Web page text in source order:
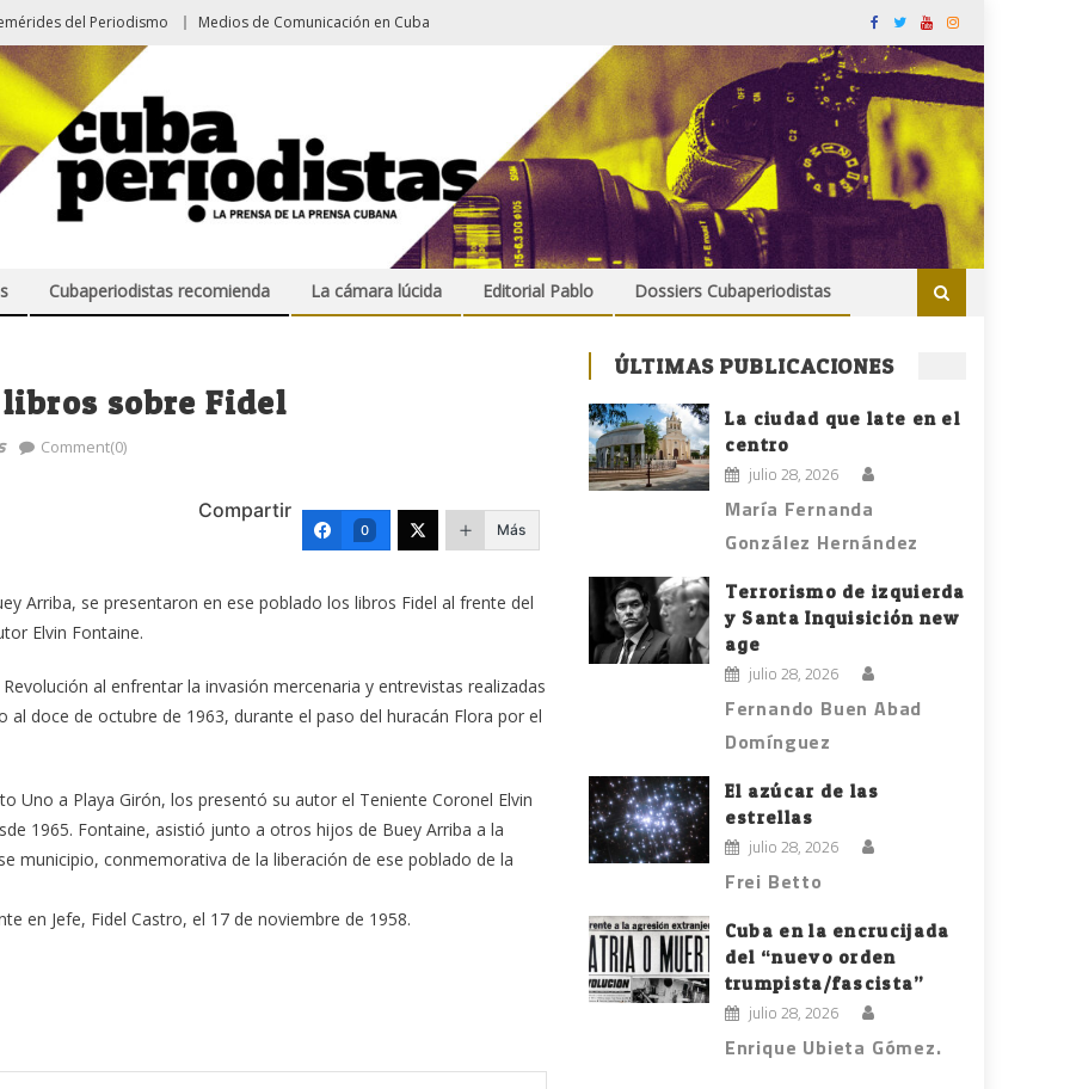
del Periodismo Medios de Comunicación en Cuba
Cubaperiodistas recomienda La cámara lúcida Editorial Pablo Dossiers Cubaperiodistas
sobre Fidel
Comment(0)
Compartir
0 Más
Arriba, se presentaron en ese poblado los libros Fidel al frente del
Elvin Fontaine.
al enfrentar la invasión mercenaria y entrevistas realizadas
doce de octubre de 1963, durante el paso del huracán Flora por el
Uno a Playa Girón, los presentó su autor el Teniente Coronel Elvin
1965. Fontaine, asistió junto a otros hijos de Buey Arriba a la
municipio, conmemorativa de la liberación de ese poblado de la
en Jefe, Fidel Castro, el 17 de noviembre de 1958.
ÚLTIMAS PUBLICACIONES
La ciudad que late en el
centro
julio 28, 2026
María Fernanda
González Hernández
Terrorismo de izquierda
y Santa Inquisición new
age
julio 28, 2026
Fernando Buen Abad
Domínguez
El azúcar de las
estrellas
julio 28, 2026
Frei Betto
Cuba en la encrucijada
del “nuevo orden
trumpista/fascista”
julio 28, 2026
Enrique Ubieta Gómez.